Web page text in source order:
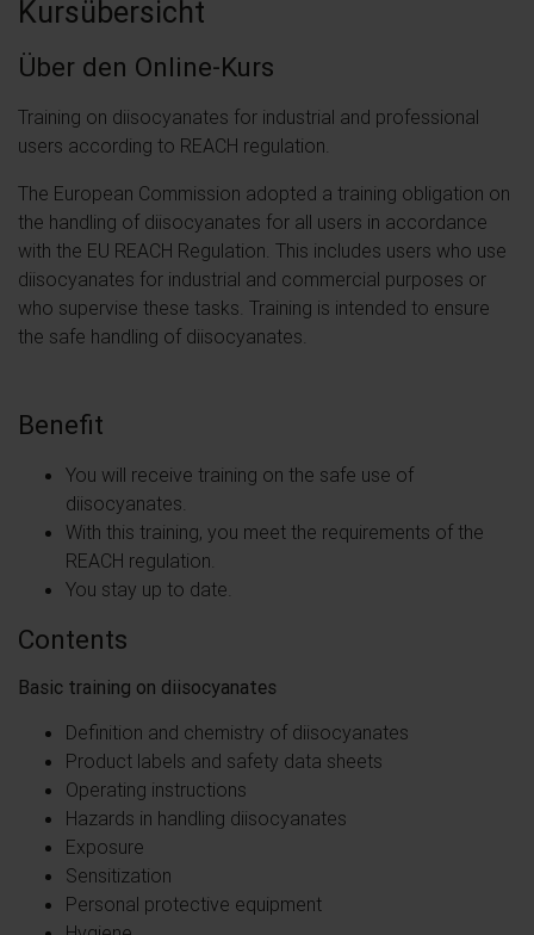
Kursübersicht
Über den Online-Kurs
Training on diisocyanates for industrial and professional
users according to REACH regulation.
The European Commission adopted a training obligation on
the handling of diisocyanates for all users in accordance
with the EU REACH Regulation. This includes users who use
diisocyanates for industrial and commercial purposes or
who supervise these tasks. Training is intended to ensure
the safe handling of diisocyanates.
Benefit
You will receive training on the safe use of
diisocyanates.
With this training, you meet the requirements of the
REACH regulation.
You stay up to date.
Contents
Basic training on diisocyanates
Definition and chemistry of diisocyanates
Product labels and safety data sheets
Operating instructions
Hazards in handling diisocyanates
Exposure
Sensitization
Personal protective equipment